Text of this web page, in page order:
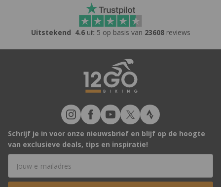
Uitstekend 4.6uit 5 op basis van 23608reviews
Schrijf je in voor onze nieuwsbrief en blijf op de hoogte
van exclusieve deals, tips en inspiratie!